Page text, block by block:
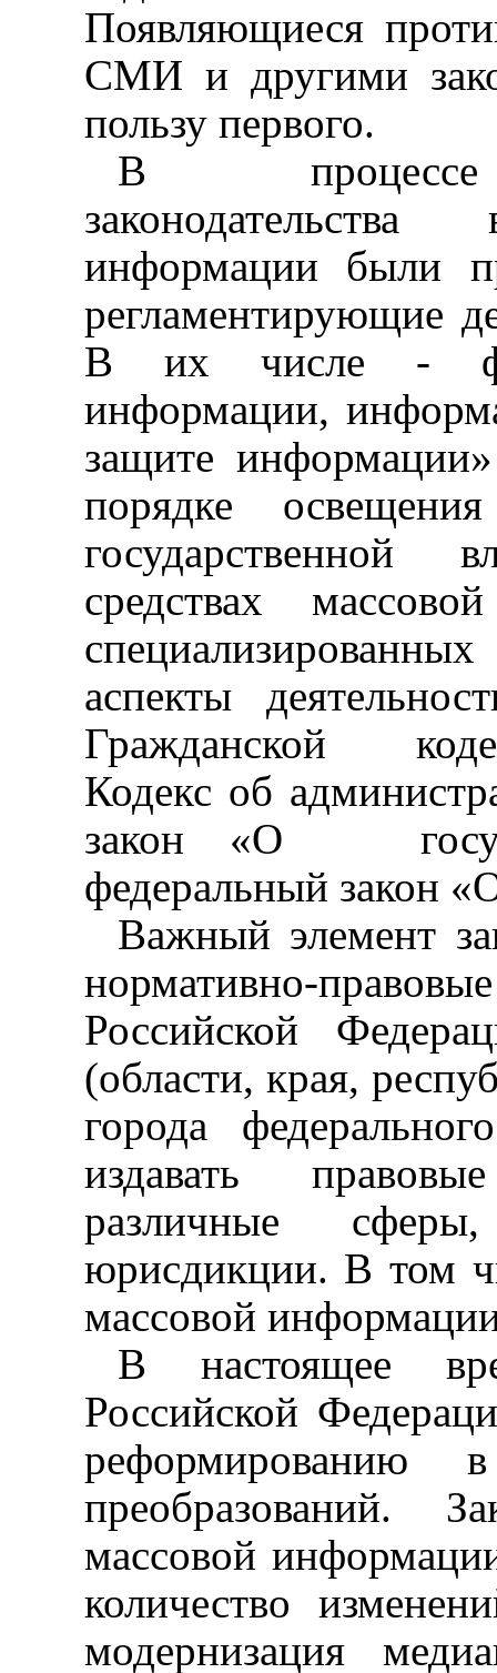
Появляющиеся
СМИ и другими
пользу первого.
В процессе
информации были
регламентирующие
В их числе -
информации,
защите
порядке
освещения
государственной
средствах
аспекты
Гражданской
Кодекс об
закон «О
федеральный закон
Важный элемент
нормативно-
Российской
(области, края,
города
издавать
различные
юрисдикции. В том
массовой
В настоящее
Российской
реформированию
преобразований.
массовой
количество
модернизация